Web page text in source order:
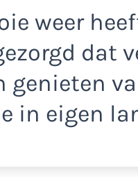
weer
dat
genieten
in eigen